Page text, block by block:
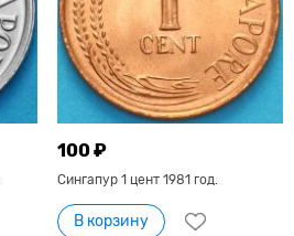
100 ₽
Сингапур 1 цент 1981 год.
В корзину